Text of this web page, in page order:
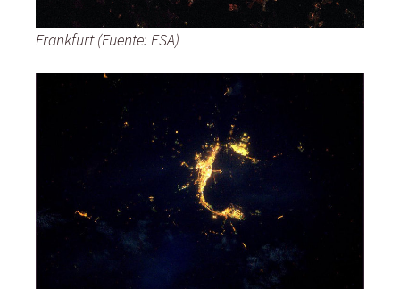
Frankfurt (Fuente: ESA)